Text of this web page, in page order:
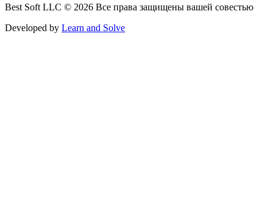
Best Soft LLC © 2026 Все права защищены вашей совестью
Developed by Learn and Solve